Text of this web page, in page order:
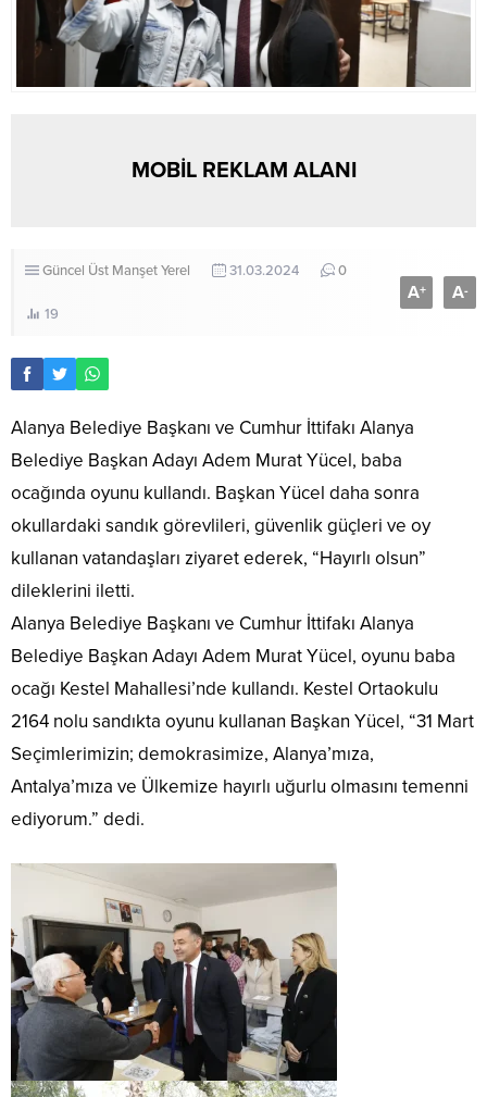
MOBİL REKLAM ALANI
Güncel Üst ManşetYerel 31.03.2024 0
19
A+ A-
Alanya Belediye Başkanı ve Cumhur İttifakı Alanya
Belediye Başkan Adayı Adem Murat Yücel, baba
ocağında oyunu kullandı. Başkan Yücel daha sonra
okullardaki sandık görevlileri, güvenlik güçleri ve oy
kullanan vatandaşları ziyaret ederek, “Hayırlı olsun”
dileklerini iletti.
Alanya Belediye Başkanı ve Cumhur İttifakı Alanya
Belediye Başkan Adayı Adem Murat Yücel, oyunu baba
ocağı Kestel Mahallesi’nde kullandı. Kestel Ortaokulu
2164 nolu sandıkta oyunu kullanan Başkan Yücel, “31 Mart
Seçimlerimizin; demokrasimize, Alanya’mıza,
Antalya’mıza ve Ülkemize hayırlı uğurlu olmasını temenni
ediyorum.” dedi.